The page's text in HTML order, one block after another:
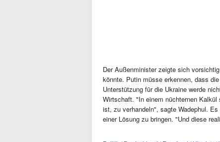
Der Außenminister zeigte sich
könnte. Putin müsse erkennen, dass
Unterstützung für die Ukraine werde
Wirtschaft. "In einem nüchternen
ist, zu verhandeln", sagte Wadephul.
einer Lösung zu bringen. "Und diese